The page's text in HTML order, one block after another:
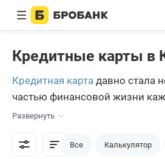
Кредитные карты в
Кредитная карта давно стала
частью финансовой жизни
том числе и в Коврове. Это
позволяющий без труда
вещи и оплачивать услуги.
Развернуть
Все Калькулятор